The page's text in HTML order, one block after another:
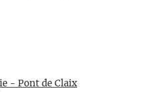
- Pont de Claix